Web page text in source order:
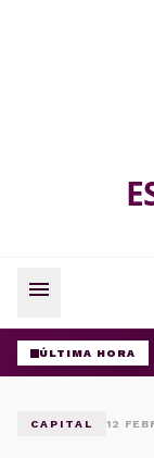
menu
ÚLTIMA HORA
CAPITAL 12